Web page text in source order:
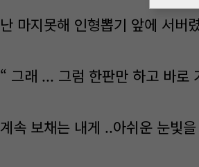
난 마지못해 인형뽑기 앞에 서버
“ 그래 ... 그럼 한판만 하고 바로
계속 보채는 내게 ..아쉬운 눈빛